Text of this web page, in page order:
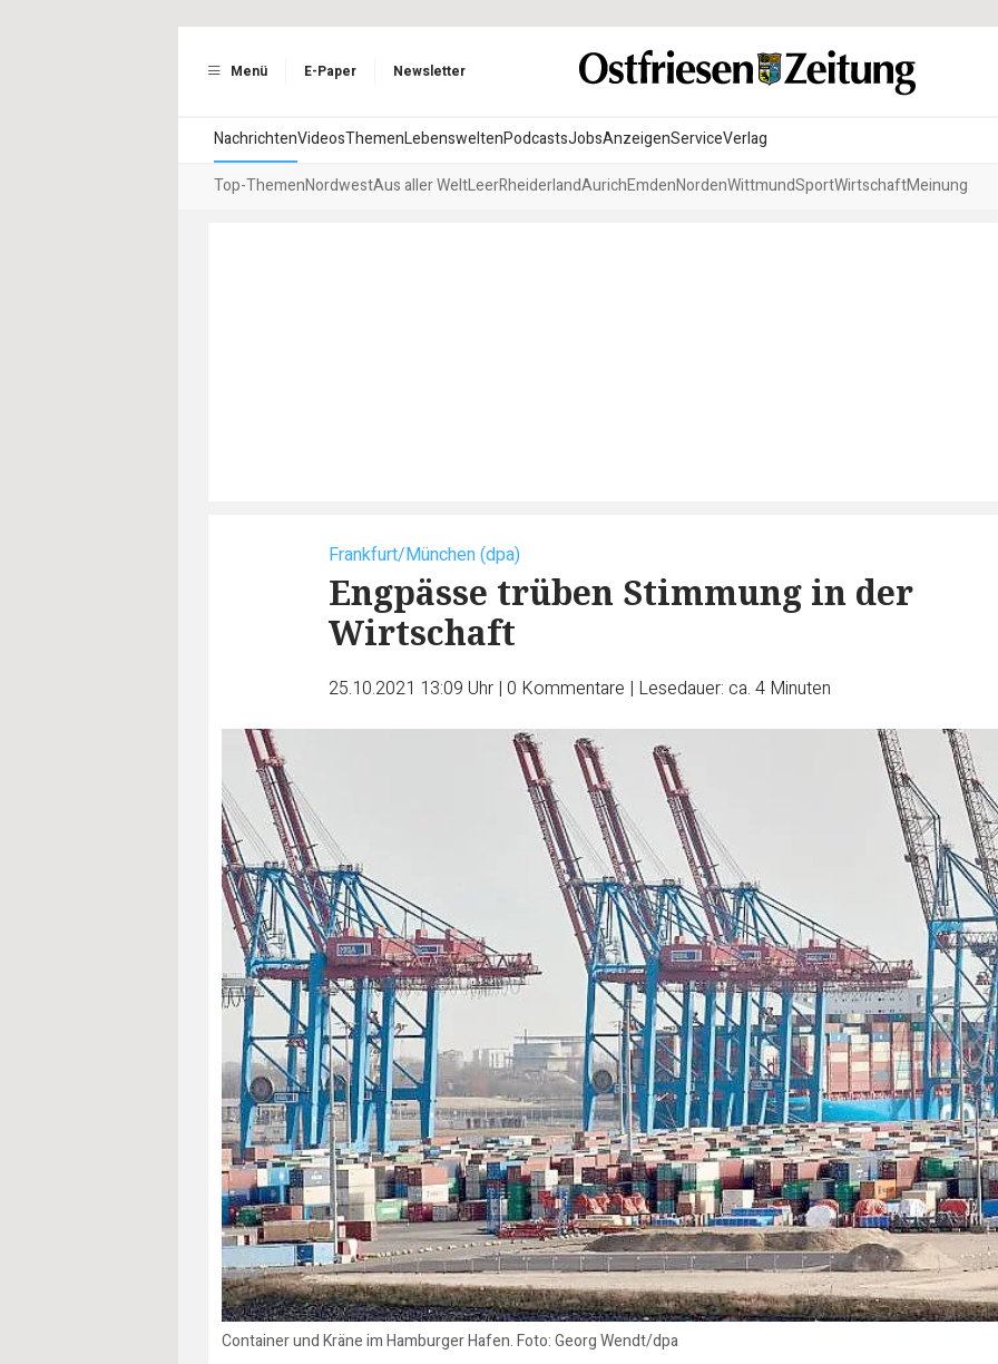
Menü E-Paper Newsletter
NachrichtenVideosThemenLebensweltenPodcastsJobsAnzeigenServiceVerlag
Top-ThemenNordwestAus aller WeltLeerRheiderlandAurichEmdenNordenWittmundSportWirtschaftMeinung
Frankfurt/München (dpa)
Engpässe trüben Stimmung in der
Wirtschaft
25.10.2021 13:09 Uhr | 0 Kommentare | Lesedauer: ca. 4 Minuten
Container und Kräne im Hamburger Hafen. Foto: Georg Wendt/dpa